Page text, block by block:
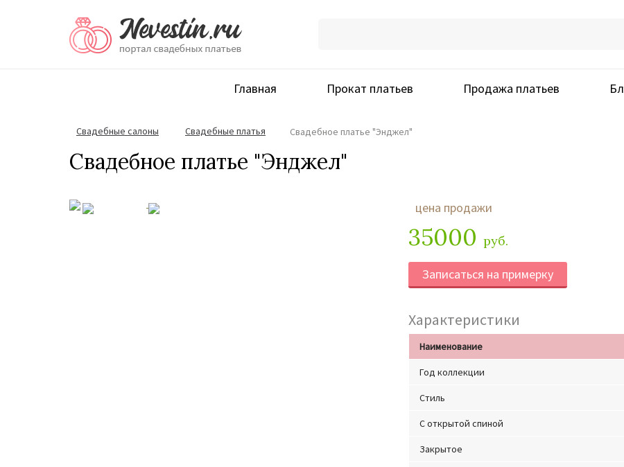
Главная Прокат платьев Продажа платьев
Свадебные салоны Cвадебные платья Свадебное платье "Энджел"
Свадебное платье "Энджел"
цена продажи
35000руб.
Записаться на примерку
Характеристики
Наименование
Год коллекции
Стиль
С открытой спиной
Закрытое